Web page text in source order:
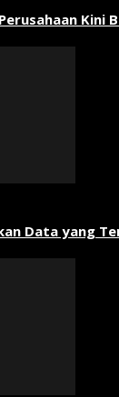
Data yang